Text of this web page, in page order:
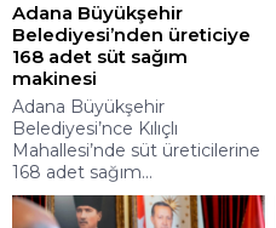
Adana Büyükşehir
Belediyesi’nden üreticiye
168 adet süt sağım
makinesi
Adana Büyükşehir
Belediyesi’nce Kılıçlı
Mahallesi’nde süt üreticilerine
168 adet sağım...